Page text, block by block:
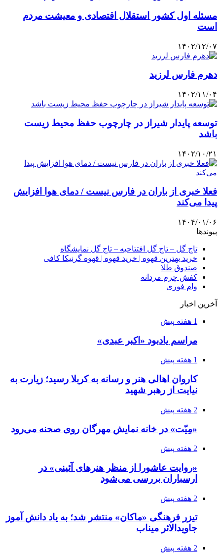
مسئله اول کشور استقلال اقتصادی و معیشت مردم
است
۱۴۰۲/۱۲/۰۷
دهرم فارس لرزید
۱۴۰۲/۱۱/۰۴
توسعه پایدار شیراز در چارچوب حفظ محیط زیست
باشد
۱۴۰۲/۱۰/۲۱
فعلا خبری از باران در فارس نیست / دمای هوا افزایش
پیدا می‌کند
۱۴۰۴/۰۱/۰۶
پیوندها
تاج گل – تاج گل افتتاحیه – تاج گل نمایشگاه
خرید بهترین قهوه | خرید قهوه | قهوه گرنیکا کافی
صندوق طلا
کفش چرم مردانه
وام فوری
آخرین اخبار
1 هفته پیش
مراسم یادبود «اکبر عبدی»
1 هفته پیش
کاروان اهالی هنر و رسانه به کربلا رسید؛ زیارت به
نیایت از رهبر شهید
2 هفته پیش
«مِیّت» در خانه نمایش مهرگان روی صحنه می‌رود
2 هفته پیش
«روایت عاشورا از منظر هنرهای آئینی» در
ارسباران بررسی می‌شود
2 هفته پیش
تیزر فرهنگی «ماکان» منتشر شد؛ به یاد دانش آموز
جاویدالاثر میناب
2 هفته پیش